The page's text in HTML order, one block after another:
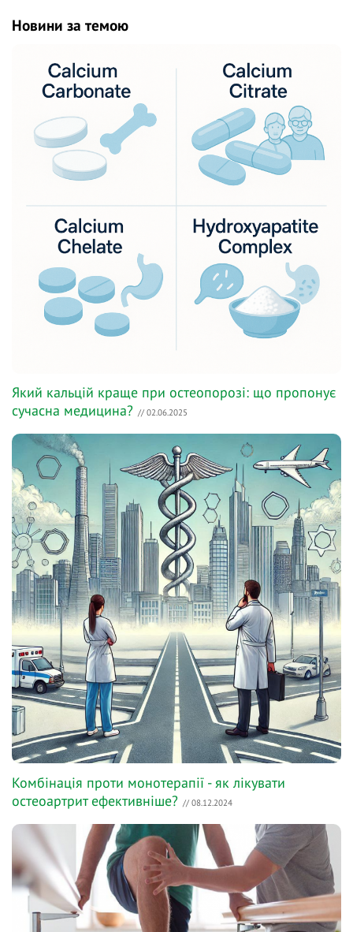
Новини за темою
Який кальцій краще при остеопорозі: що пропонує
сучасна медицина? // 02.06.2025
Комбінація проти монотерапії - як лікувати
остеоартрит ефективніше? // 08.12.2024